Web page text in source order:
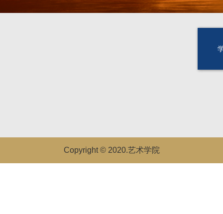
Copyright © 2020.艺术学院